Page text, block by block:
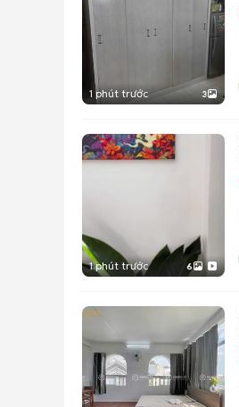
1 phút trước 3
1 phút trước 6